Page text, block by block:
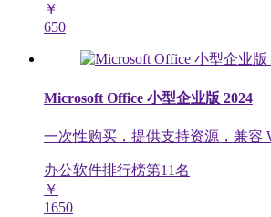
￥
650
Microsoft Office 小型企业版 2024
一次性购买，提供支持资源，兼容
办公软件排行榜第11名
￥
1650